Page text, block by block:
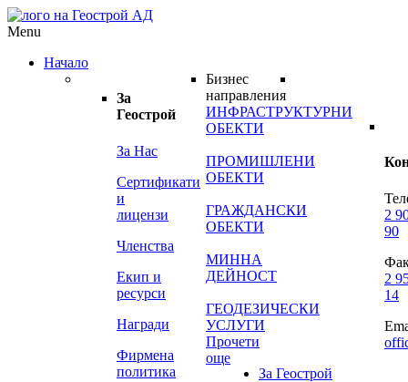
Menu
Начало
За
Геострой
За Нас
Сертификати
и
лицензи
Членства
Екип и
ресурси
Награди
Фирмена
политика
Бизнес
направления
ИНФРАСТРУКТУРНИ
ОБЕКТИ
ПРОМИШЛЕНИ
ОБЕКТИ
ГРАЖДАНСКИ
ОБЕКТИ
МИННА
ДЕЙНОСТ
ГЕОДЕЗИЧЕСКИ
УСЛУГИ
Прочети
още
2
90
2
14
За Геострой